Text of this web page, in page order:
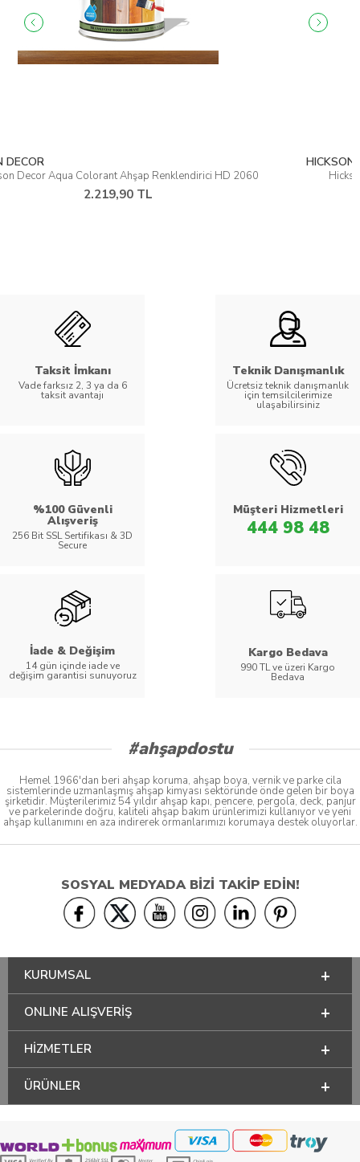
HICKSON DECOR
Hickson Decor Aqua Colorant Ahşap Renklendirici HD 2046
Taksit İmkanı
Vade farksız 2, 3 ya da 6
taksit avantajı
Teknik Danışmanlık
Ücretsiz teknik danışmanlık
için temsilcilerimize
ulaşabilirsiniz
%100 Güvenli
Alışveriş
256 Bit SSL Sertifikası & 3D
Secure
Müşteri Hizmetleri
444 98 48
İade & Değişim
14 gün içinde iade ve
değişim garantisi sunuyoruz
Kargo Bedava
990 TL ve üzeri Kargo
Bedava
#ahşapdostu
Hemel 1966'dan beri ahşap koruma, ahşap boya, vernik ve parke cila
sistemlerinde uzmanlaşmış ahşap kimyası sektöründe önde gelen bir boya
şirketidir. Müşterilerimiz 54 yıldır ahşap kapı, pencere, pergola, deck, panjur
ve parkelerinde doğru, kaliteli ahşap bakım ürünlerimizi kullanıyor ve yeni
ahşap kullanımını en aza indirerek ormanlarımızı korumaya destek oluyorlar.
SOSYAL MEDYADA BİZİ TAKİP EDİN!
KURUMSAL
ONLINE ALIŞVERİŞ
HİZMETLER
ÜRÜNLER